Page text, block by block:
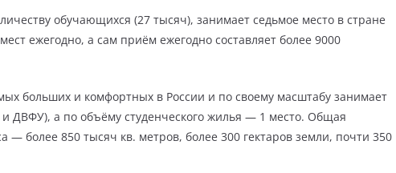
обучающихся (27 тысяч), занимает седьмое место в стране
ежегодно, а сам приём ежегодно составляет более 9000
больших и комфортных в России и по своему масштабу занимает
ДВФУ), а по объёму студенческого жилья — 1 место. Общая
— более 850 тысяч кв. метров, более 300 гектаров земли, почти 350